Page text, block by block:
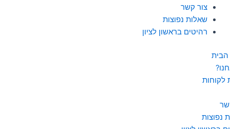
צור קשר
שאלות נפוצות
רהיטים בראשון לציון
הבית
לקוחות
נפוצות